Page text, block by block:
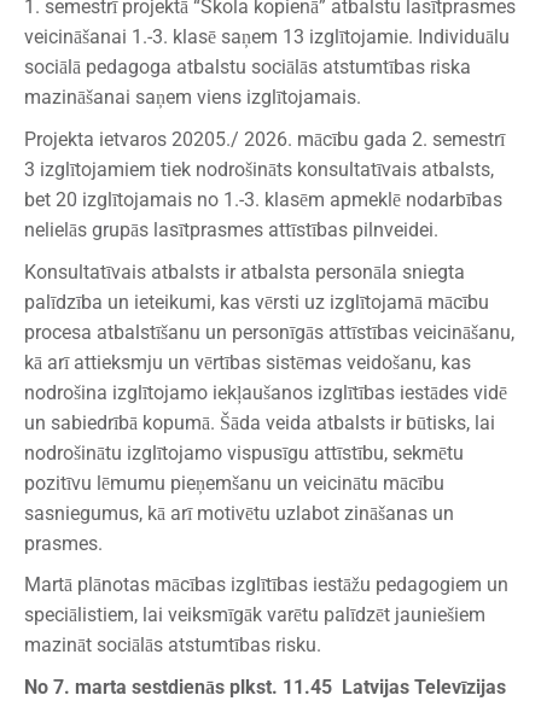
1. semestrī projektā “Skola kopienā” atbalstu lasītprasmes
veicināšanai 1.-3. klasē saņem 13 izglītojamie. Individuālu
sociālā pedagoga atbalstu sociālās atstumtības riska
mazināšanai saņem viens izglītojamais.
Projekta ietvaros 20205./ 2026. mācību gada 2. semestrī
3 izglītojamiem tiek nodrošināts konsultatīvais atbalsts,
bet 20 izglītojamais no 1.-3. klasēm apmeklē nodarbības
nelielās grupās lasītprasmes attīstības pilnveidei.
Konsultatīvais atbalsts ir atbalsta personāla sniegta
palīdzība un ieteikumi, kas vērsti uz izglītojamā mācību
procesa atbalstīšanu un personīgās attīstības veicināšanu,
kā arī attieksmju un vērtības sistēmas veidošanu, kas
nodrošina izglītojamo iekļaušanos izglītības iestādes vidē
un sabiedrībā kopumā. Šāda veida atbalsts ir būtisks, lai
nodrošinātu izglītojamo vispusīgu attīstību, sekmētu
pozitīvu lēmumu pieņemšanu un veicinātu mācību
sasniegumus, kā arī motivētu uzlabot zināšanas un
prasmes.
Martā plānotas mācības izglītības iestāžu pedagogiem un
speciālistiem, lai veiksmīgāk varētu palīdzēt jauniešiem
mazināt sociālās atstumtības risku.
No 7. marta sestdienās plkst. 11.45 Latvijas Televīzijas